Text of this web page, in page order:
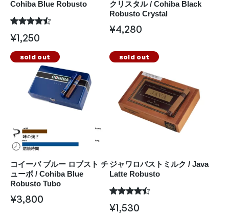
Cohiba Blue Robusto
¥1,250
クリスタル / Cohiba Black
Robusto Crystal
¥4,280
sold out
コイーバ ブルー ロブスト チ
ューボ / Cohiba Blue
Robusto Tubo
¥3,800
sold out
ジャワロバストミルク / Java
Latte Robusto
¥1,530